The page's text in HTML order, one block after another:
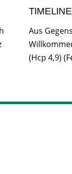
Aus
(Hcp 4,9)